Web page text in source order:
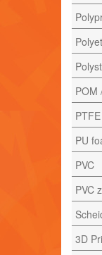
POM
PTFE
PU
PVC
PVC
3D